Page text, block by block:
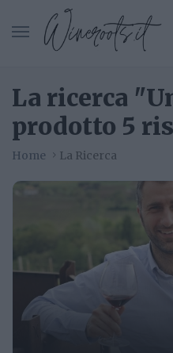
La ricerca
prodotto 5
Home La Ricerca